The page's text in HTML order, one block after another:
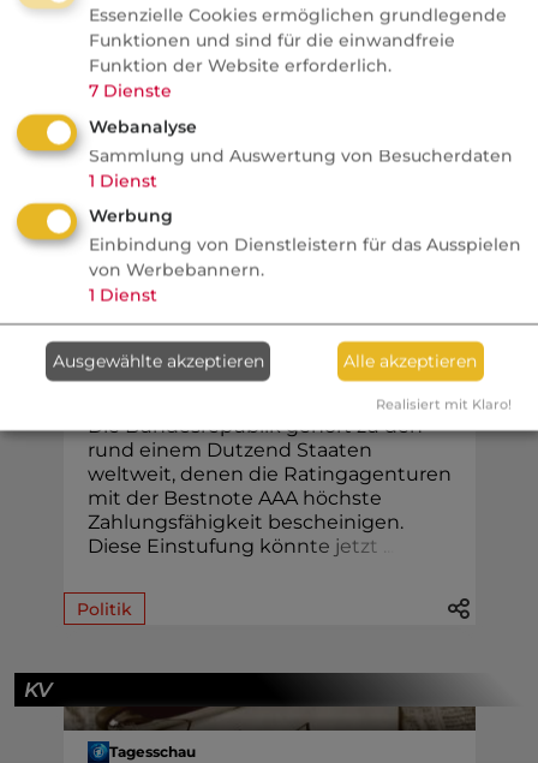
Schinnenburg verrät im Podcast, warum
Neobroker längst Kunden anschreiben
und welche Produkte doch Provision
bringen.
Finanzen
Sorgen um Deutschlands
Kreditwürdigkeit
Die Bundesrepublik gehört zu den
rund einem Dutzend Staaten
weltweit, denen die Ratingagenturen
mit der Bestnote AAA höchste
Zahlungsfähigkeit bescheinigen.
Diese Einstufung könnte jetzt
Politik
KV
Tagesschau
Essenzielle Cookies ermöglichen grundlegende
Funktionen und sind für die einwandfreie
Funktion der Website erforderlich.
7 Dienste
Webanalyse
Sammlung und Auswertung von Besucherdaten
1 Dienst
Werbung
Einbindung von Dienstleistern für das Ausspielen
von Werbebannern.
1 Dienst
Ausgewählte akzeptieren Alle akzeptieren
Realisiert mit Klaro!